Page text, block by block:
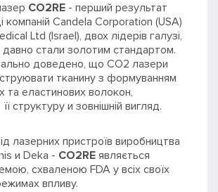
CO2RE - перший результат
компаній Candela Corporation (USA)
Ltd (Israel), двох лідерів галузі,
давно стали золотим стандартом.
доведено, що CO2 лазери
тканину з формуванням
та еластинових волокон,
структуру и зовнішній вигляд.
лазерних пристроїв виробництва
и Deka - CO2RE являється
схваленою FDA у всіх своїх
впливу.